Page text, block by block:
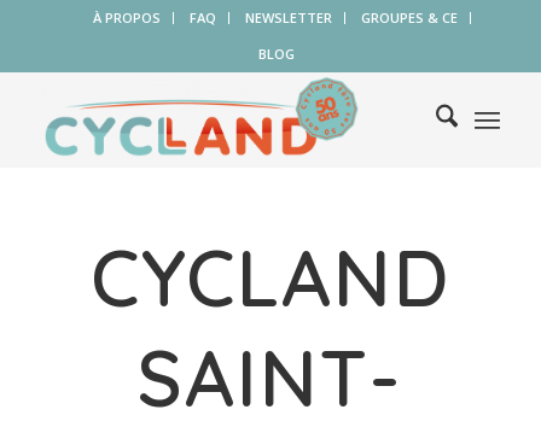
À PROPOS FAQ NEWSLETTER
GROUPES & CE
BLOG
CYCLAND
SAINT-